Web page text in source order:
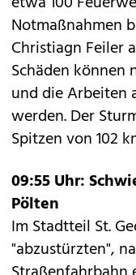
Notmaßnahmen
Christiagn Feiler
Schäden
und die Arbeiten
werden. Der
Spitzen von 102
09:55 Uhr:
Pölten
Im Stadtteil St.
"abzustürzten",